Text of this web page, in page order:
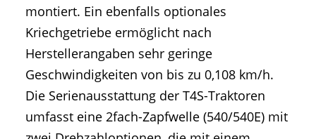
montiert. Ein ebenfalls optionales
Kriechgetriebe ermöglicht nach
Herstellerangaben sehr geringe
Geschwindigkeiten von bis zu 0,108 km/h.
Die Serienausstattung der T4S-Traktoren
umfasst eine 2fach-Zapfwelle (540/540E) mit